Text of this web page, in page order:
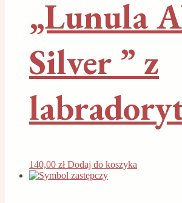
„Lunula
Silver ” z
140,00 zł Dodaj do koszyka